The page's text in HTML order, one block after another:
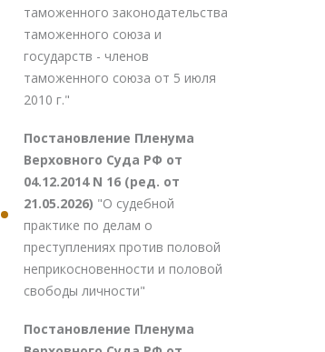
таможенного законодательства
таможенного союза и
государств - членов
таможенного союза от 5 июля
2010 г."
Постановление Пленума
Верховного Суда РФ от
04.12.2014 N 16 (ред. от
21.05.2026) "О судебной
практике по делам о
преступлениях против половой
неприкосновенности и половой
свободы личности"
Постановление Пленума